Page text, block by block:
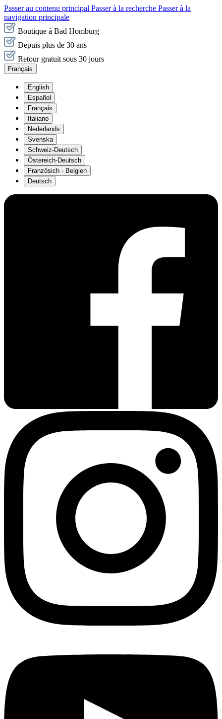
Passer au contenu principal Passer à la recherche Passer à la
navigation principale
Boutique à Bad Homburg
Depuis plus de 30 ans
Retour gratuit sous 30 jours
Français
English
Español
Français
Italiano
Nederlands
Svenska
Schweiz-Deutsch
Östereich-Deutsch
Französich - Belgien
Deutsch